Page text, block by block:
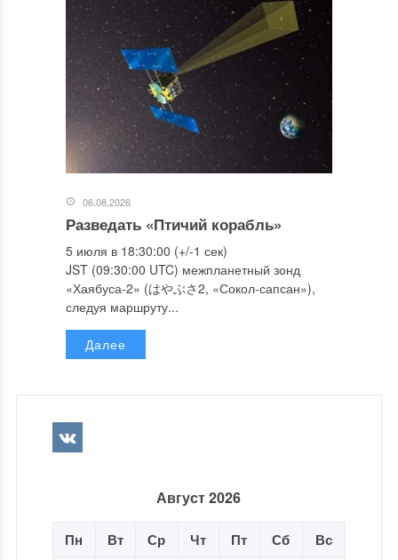
06.08.2026
Разведать «Птичий корабль»
5 июля в 18:30:00 (+/-1 сек)
JST (09:30:00 UTC) межпланетный зонд
«Хаябуса-2» (はやぶさ2, «Сокол-сапсан»),
следуя маршруту...
Далее
Август 2026
Пн Вт Ср Чт Пт Сб Вс